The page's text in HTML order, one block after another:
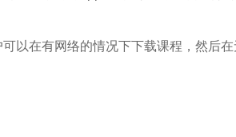
以在有网络的情况下下载课程，然后